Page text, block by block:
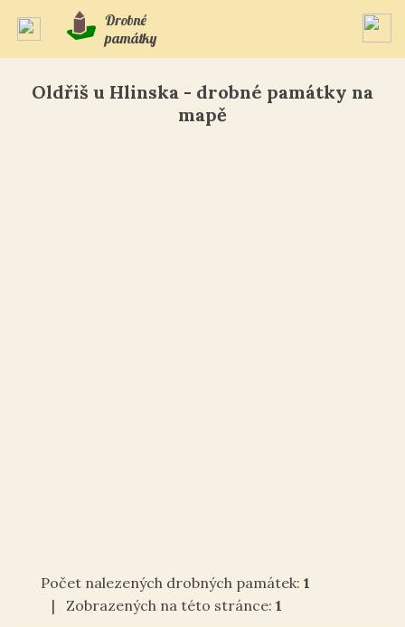
Drobné
památky
Oldřiš u Hlinska - drobné památky na
mapě
Počet nalezených drobných památek: 1
| Zobrazených na této stránce: 1